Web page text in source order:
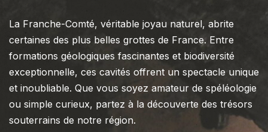
La Franche-Comté, véritable joyau naturel, abrite
certaines des plus belles grottes de France. Entre
formations géologiques fascinantes et biodiversité
exceptionnelle, ces cavités offrent un spectacle unique
et inoubliable. Que vous soyez amateur de spéléologie
ou simple curieux, partez à la découverte des trésors
souterrains de notre région.